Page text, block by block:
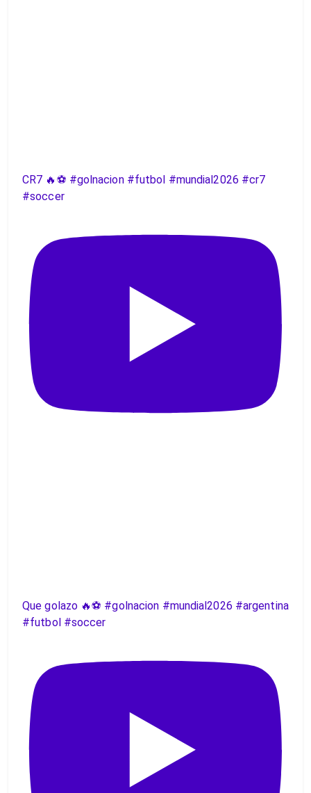
CR7 🔥⚽️ #golnacion #futbol #mundial2026 #cr7
#soccer
Que golazo 🔥⚽️ #golnacion #mundial2026 #argentina
#futbol #soccer